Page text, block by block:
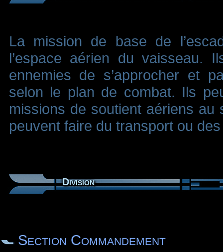
La mission de base de
l’espace aérien du vaisseau.
ennemies de s’approcher et
selon le plan de combat. Ils
missions de soutient aériens
peuvent faire du transport ou
Division
Section Commandement